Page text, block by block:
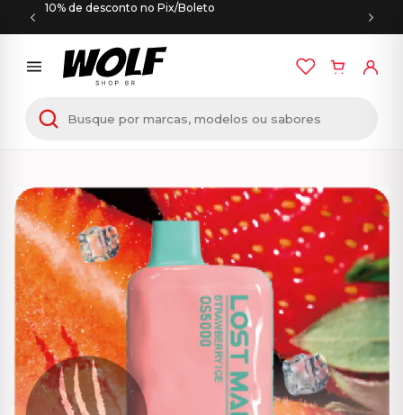
10% de desconto no Pix/Boleto
Início/ PODS DESCARTÁVEIS/ Lost Mary – OS5000 –